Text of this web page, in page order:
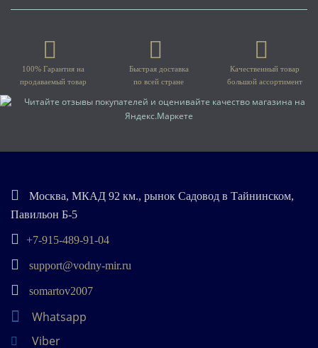
100% Гарантия на
продаваемый товар
Быстрая доставка
по всей стране
Качественный товар
большой ассортимент
Москва, МКАД 92 км., рынок Садовод в Тайнинском,
Павильон Б-5
+7-915-489-91-04
support@vodny-mir.ru
somartov2007
Whatsapp
Viber